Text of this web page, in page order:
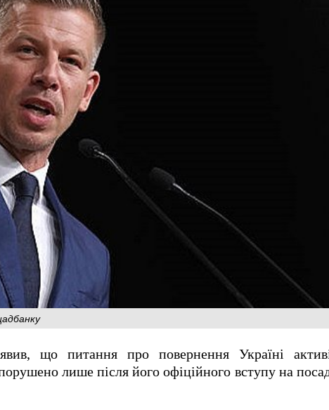
що питання про повернення Україні
лише після його офіційного вступу на